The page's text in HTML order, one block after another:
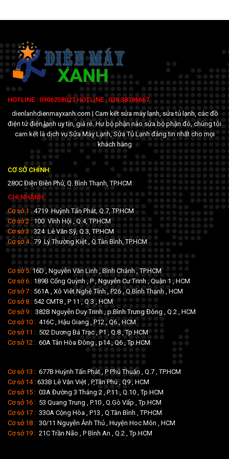
HOTLINE : 0906258027 HOTLINE : 028 38786667
dienlanhdienmayxanh.com | Cam kết sửa máy lạnh, sửa tủ lạnh, các đồ
điện tử điện lạnh uy tín, giá rẻ. Hư bộ phận nào sửa bộ phận đó, chúng tôi
cam kết là dịch vụ Sửa Máy Lạnh, Sửa Tủ Lạnh đáng tin nhất cho mọi
khách hàng
CƠ SỞ CHÍNH:
280C Điện Biên Phủ, Q. Bình Thạnh, TP.HCM
CHI NHÁNH:
Cơ sở 1 :4719 Huỳnh Tấn Phát, Q.7, TP.HCM
Cơ sở 2 :100 Vĩnh Hội , Q.4, TP.HCM
Cơ sở 3 :324 Lê Văn Sỹ, Q.3, TP.HCM
Cơ sở 4 :79 Lý Thường Kiệt , Q.Tân Bình, TP.HCM
Cơ sở 5:16D , Nguyễn Văn Linh , Bình Chánh , TP.HCM
Cơ sở 6 : 189B Cống Quỳnh , P , Nguyễn Cư Trinh , Quận 1 , HCM
Cơ sở 7 : 561A , Xô Viêt Nghệ Tĩnh , P26 , Q.Bình Thạnh , HCM
Cơ sở 8 : 542 CMT8 , P 11 , Q.3 , HCM
Cơ sở 9 : 382B Nguyễn Duy Trinh , p.Bình Trưng Đông , Q.2 , HCM
Cơ sở 10 : 416C , Hậu Giang , P12 , Q6 , HCM
Cơ sở 11 : 502 Dương Bá Trạc , P1 , Q.8 , Tp.HCM
Cơ sở 12 : 60A Tân Hòa Đông , p14 , Q6 , Tp.HCM
Cơ sở 13 : 677B Huỳnh Tấn Phát , P Phú Thuận , Q.7 , TP.HCM
Cơ sở 14 : 633B Lê Văn Việt , P,Tân Phú , Q9 , HCM
Cơ sở 15 : 03A Đường 3 Tháng 2 , P.11 , Q.10 , Tp.HCM
Cơ sở 16 : 53 Quang Trung , P.10 , Q.Gò Vấp , Tp.HCM
Cơ sở 17 : 330A Cộng Hòa , P13 , Q.Tân Bình , TP.HCM
Cơ sở 18 : 30/11 Nguyễn Ảnh Thủ , Huyện Hoc Môn , HCM
Cơ sở 19 : 21C Trần Não , P Bình An , Q.2 , Tp.HCM